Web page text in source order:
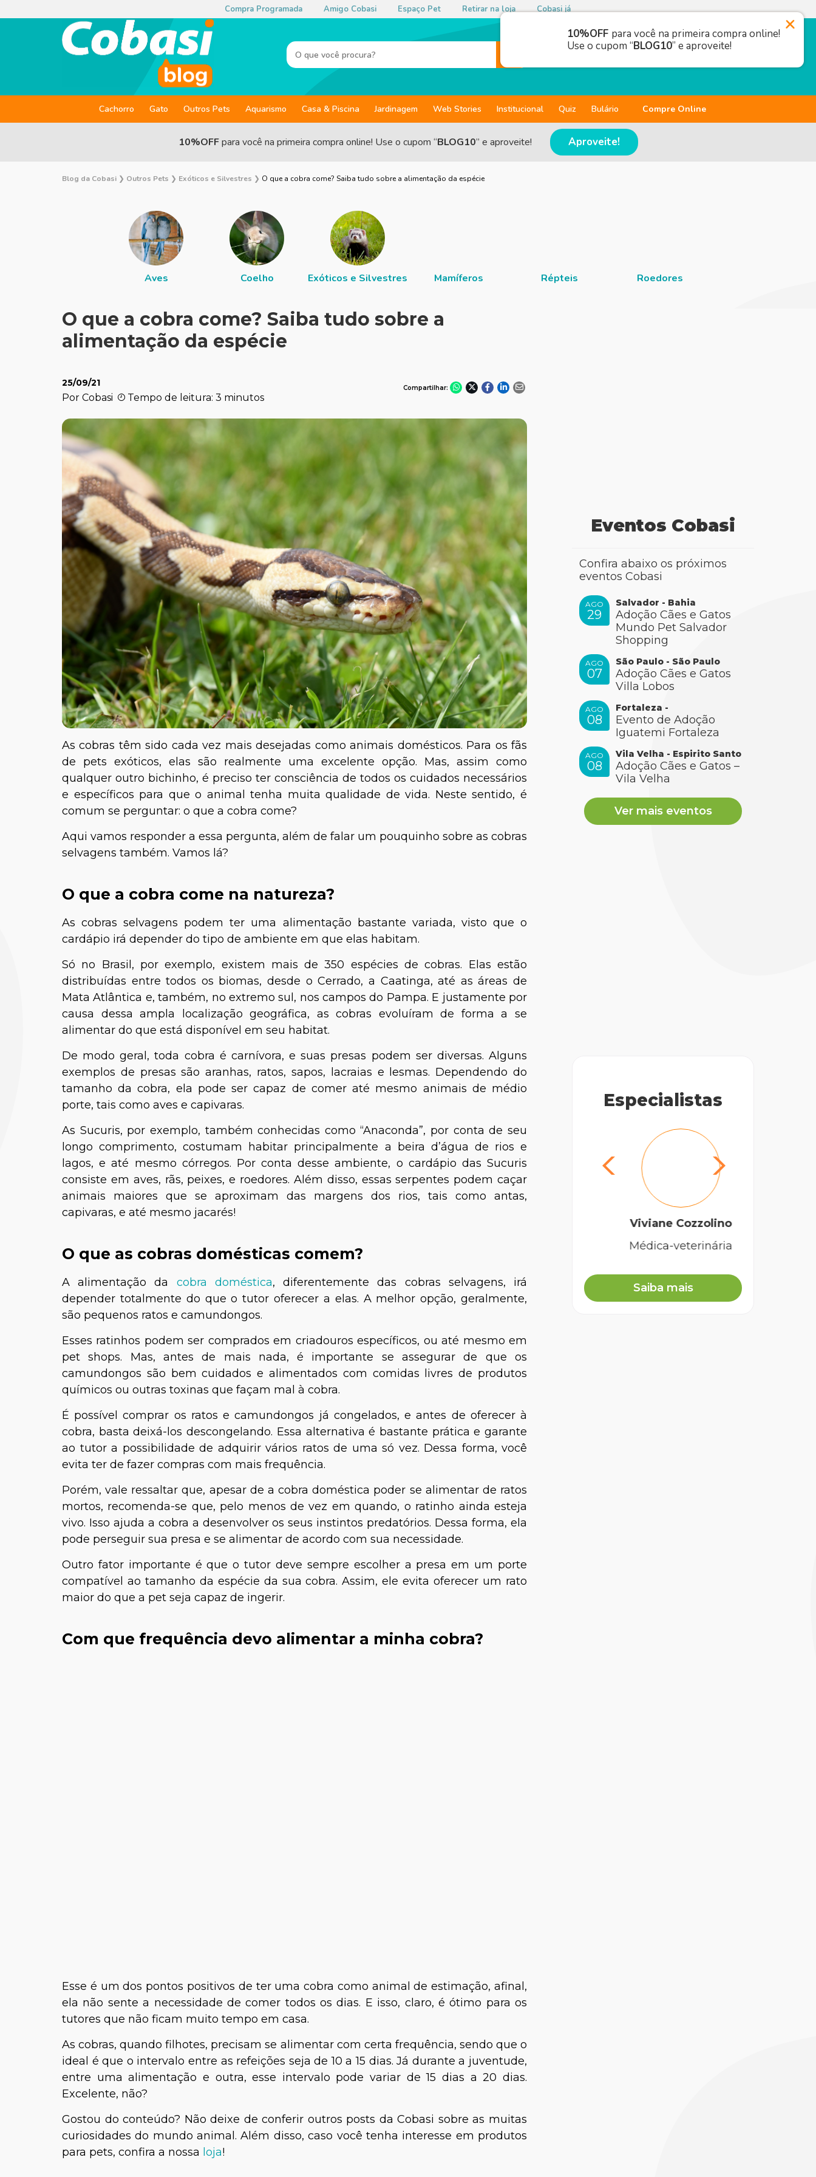
Compra Programada Amigo Cobasi Espaço Pet Retirar na loja Cobasi já
Cachorro Gato Outros Pets Aquarismo Casa & Piscina Jardinagem Web Stories Institucional Quiz Bulário Compre Online
10%OFFpara você na primeira compra online! Use o cupom “BLOG10” e aproveite! Aproveite!
Blog da Cobasi ❯ Outros Pets ❯ Exóticos e Silvestres ❯ O que a cobra come? Saiba tudo sobre a alimentação da espécie
Aves Coelho Exóticos e Silvestres Mamíferos Répteis Roedores
O que a cobra come? Saiba tudo sobre a
alimentação da espécie
25/09/21
Por Cobasi Tempo de leitura: 3 minutos
Compartilhar:
As cobras têm sido cada vez mais desejadas como animais domésticos. Para os fãs
de pets exóticos, elas são realmente uma excelente opção. Mas, assim como
qualquer outro bichinho, é preciso ter consciência de todos os cuidados necessários
e específicos para que o animal tenha muita qualidade de vida. Neste sentido, é
comum se perguntar: o que a cobra come?
Aqui vamos responder a essa pergunta, além de falar um pouquinho sobre as cobras
selvagens também. Vamos lá?
O que a cobra come na natureza?
As cobras selvagens podem ter uma alimentação bastante variada, visto que o
cardápio irá depender do tipo de ambiente em que elas habitam.
Só no Brasil, por exemplo, existem mais de 350 espécies de cobras. Elas estão
distribuídas entre todos os biomas, desde o Cerrado, a Caatinga, até as áreas de
Mata Atlântica e, também, no extremo sul, nos campos do Pampa. E justamente por
causa dessa ampla localização geográfica, as cobras evoluíram de forma a se
alimentar do que está disponível em seu habitat.
De modo geral, toda cobra é carnívora, e suas presas podem ser diversas. Alguns
exemplos de presas são aranhas, ratos, sapos, lacraias e lesmas. Dependendo do
tamanho da cobra, ela pode ser capaz de comer até mesmo animais de médio
porte, tais como aves e capivaras.
As Sucuris, por exemplo, também conhecidas como “Anaconda”, por conta de seu
longo comprimento, costumam habitar principalmente a beira d’água de rios e
lagos, e até mesmo córregos. Por conta desse ambiente, o cardápio das Sucuris
consiste em aves, rãs, peixes, e roedores. Além disso, essas serpentes podem caçar
animais maiores que se aproximam das margens dos rios, tais como antas,
capivaras, e até mesmo jacarés!
O que as cobras domésticas comem?
A alimentação da cobra doméstica, diferentemente das cobras selvagens, irá
depender totalmente do que o tutor oferecer a elas. A melhor opção, geralmente,
são pequenos ratos e camundongos.
Esses ratinhos podem ser comprados em criadouros específicos, ou até mesmo em
pet shops. Mas, antes de mais nada, é importante se assegurar de que os
camundongos são bem cuidados e alimentados com comidas livres de produtos
químicos ou outras toxinas que façam mal à cobra.
É possível comprar os ratos e camundongos já congelados, e antes de oferecer à
cobra, basta deixá-los descongelando. Essa alternativa é bastante prática e garante
ao tutor a possibilidade de adquirir vários ratos de uma só vez. Dessa forma, você
evita ter de fazer compras com mais frequência.
Porém, vale ressaltar que, apesar de a cobra doméstica poder se alimentar de ratos
mortos, recomenda-se que, pelo menos de vez em quando, o ratinho ainda esteja
vivo. Isso ajuda a cobra a desenvolver os seus instintos predatórios. Dessa forma, ela
pode perseguir sua presa e se alimentar de acordo com sua necessidade.
Outro fator importante é que o tutor deve sempre escolher a presa em um porte
compatível ao tamanho da espécie da sua cobra. Assim, ele evita oferecer um rato
maior do que a pet seja capaz de ingerir.
Com que frequência devo alimentar a minha cobra?
Esse é um dos pontos positivos de ter uma cobra como animal de estimação, afinal,
ela não sente a necessidade de comer todos os dias. E isso, claro, é ótimo para os
tutores que não ficam muito tempo em casa.
As cobras, quando filhotes, precisam se alimentar com certa frequência, sendo que o
ideal é que o intervalo entre as refeições seja de 10 a 15 dias. Já durante a juventude,
entre uma alimentação e outra, esse intervalo pode variar de 15 dias a 20 dias.
Excelente, não?
Gostou do conteúdo? Não deixe de conferir outros posts da Cobasi sobre as muitas
curiosidades do mundo animal. Além disso, caso você tenha interesse em produtos
para pets, confira a nossa loja!
Eventos Cobasi
Confira abaixo os próximos
eventos Cobasi
AGO
29
Salvador - Bahia
Adoção Cães e Gatos
Mundo Pet Salvador
Shopping
AGO
07
São Paulo - São Paulo
Adoção Cães e Gatos
Villa Lobos
AGO
08
Fortaleza -
Evento de Adoção
Iguatemi Fortaleza
AGO
08
Vila Velha - Espirito Santo
Adoção Cães e Gatos –
Vila Velha
Ver mais eventos
Especialistas
Dra. Márcia Cavaleiro
Viviane Cozzolino
Médica-veterinária
Saiba mais
10%OFF para você na primeira compra online!
Use o cupom “BLOG10” e aproveite!